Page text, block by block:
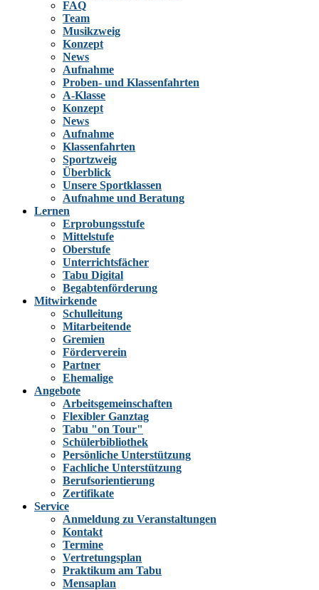
FAQ
Team
Musikzweig
Konzept
News
Aufnahme
Proben- und Klassenfahrten
A-Klasse
Konzept
News
Aufnahme
Klassenfahrten
Sportzweig
Überblick
Unsere Sportklassen
Aufnahme und Beratung
Lernen
Erprobungsstufe
Mittelstufe
Oberstufe
Unterrichtsfächer
Tabu Digital
Begabtenförderung
Mitwirkende
Schulleitung
Mitarbeitende
Gremien
Förderverein
Partner
Ehemalige
Angebote
Arbeitsgemeinschaften
Flexibler Ganztag
Tabu "on Tour"
Schülerbibliothek
Persönliche Unterstützung
Fachliche Unterstützung
Berufsorientierung
Zertifikate
Service
Anmeldung zu Veranstaltungen
Kontakt
Termine
Vertretungsplan
Praktikum am Tabu
Mensaplan